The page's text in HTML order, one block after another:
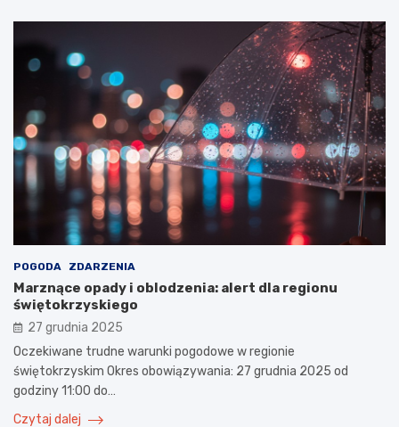
POGODA ZDARZENIA
Marznące opady i oblodzenia: alert dla regionu
świętokrzyskiego
27 grudnia 2025
Oczekiwane trudne warunki pogodowe w regionie
świętokrzyskim Okres obowiązywania: 27 grudnia 2025 od
godziny 11:00 do…
Czytaj dalej